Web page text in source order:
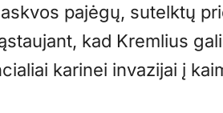
pajėgų, sutelktų
kad Kremlius
karinei invazijai į